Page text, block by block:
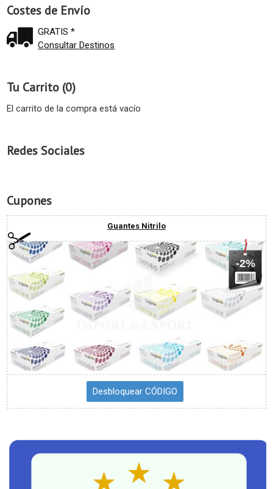
Costes de Envío
GRATIS *
Consultar Destinos
Tu Carrito (0)
El carrito de la compra está vacío
Redes Sociales
Cupones
Guantes Nitrilo
-2%